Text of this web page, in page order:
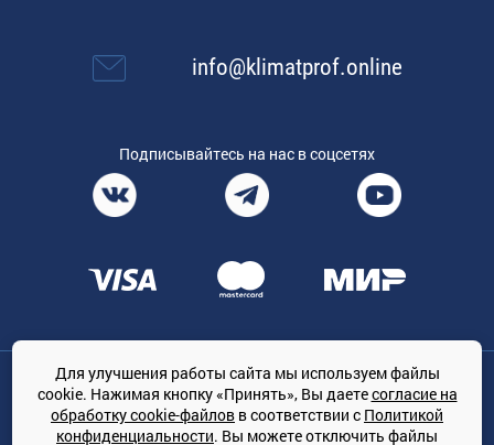
info@klimatprof.online
Подписывайтесь на нас в соцсетях
Общество с ограниченной ответственностью «ТРЕЙДКОН», ОГРН:
1167847364079, 197022, г. Санкт-Петербург, проспект Медиков, 7
КЛИМАТПРОФ.ONLINE - оптовая продажа кондиционеров и
Для улучшения работы сайта мы используем файлы
cookie. Нажимая кнопку «Принять», Вы даетесогласие на
обработку cookie-файлов в соответствии с Политикой
конфиденциальности. Вы можете отключить файлы